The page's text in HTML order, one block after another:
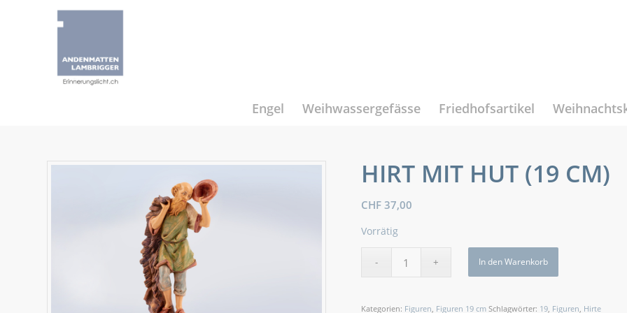
Engel Weihwassergefässe Friedhofsartikel
HIRT MIT HUT (19 CM)
CHF 37,00
Vorrätig
In den Warenkorb
Kategorien: Figuren, Figuren 19 cm Schlagwörter: 19, Figuren, Hirte